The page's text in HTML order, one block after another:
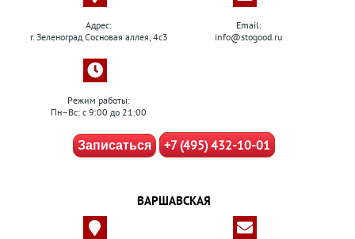
Адрес:
г. Зеленоград Сосновая аллея, 4с3
Email:
info@stogood.ru
Режим работы:
Пн–Вс: с 9:00 до 21:00
Записаться +7 (495) 432-10-01
ВАРШАВСКАЯ